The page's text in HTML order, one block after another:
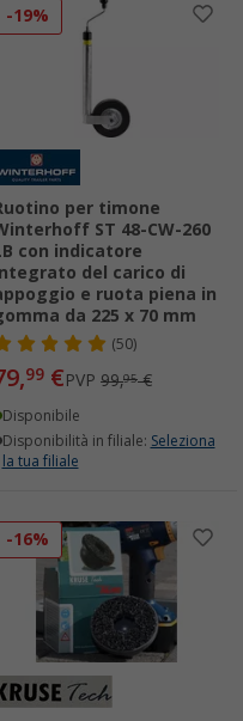
-19%
per timone
ST 48-CW-260
con indicatore
del carico di
e ruota piena in
da 225 x 70 mm
(50)
99 €PVP 99,95€
Disponibile
Disponibilità in filiale: Seleziona
la tua filiale
-16%